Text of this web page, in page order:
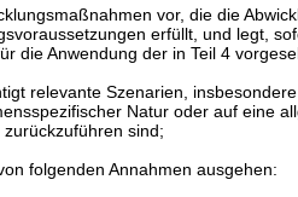
vor, die die
erfüllt, und legt,
die Anwendung der in Teil 4
relevante Szenarien,
Natur oder auf eine
zurückzuführen sind;
folgenden Annahmen ausgehen: